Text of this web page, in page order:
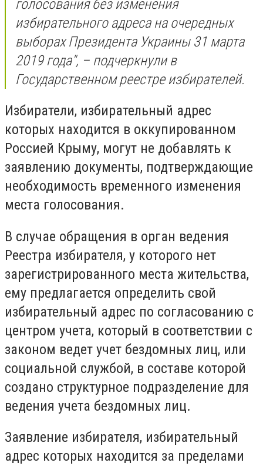
голосования без изменения
избирательного адреса на очередных
выборах Президента Украины 31 марта
2019 года", – подчеркнули в
Государственном реестре избирателей.
Избиратели, избирательный адрес
которых находится в оккупированном
Россией Крыму, могут не добавлять к
заявлению документы, подтверждающие
необходимость временного изменения
места голосования.
В случае обращения в орган ведения
Реестра избирателя, у которого нет
зарегистрированного места жительства,
ему предлагается определить свой
избирательный адрес по согласованию с
центром учета, который в соответствии с
законом ведет учет бездомных лиц, или
социальной службой, в составе которой
создано структурное подразделение для
ведения учета бездомных лиц.
Заявление избирателя, избирательный
адрес которых находится за пределами